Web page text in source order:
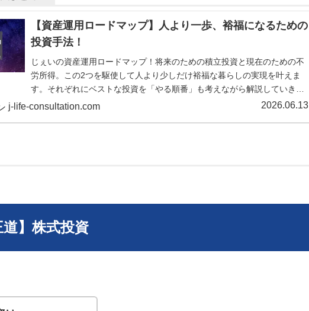
【資産運用ロードマップ】人より一歩、裕福になるための
投資手法！
じぇいの資産運用ロードマップ！将来のための積立投資と現在のための不
労所得。この2つを駆使して人より少しだけ裕福な暮らしの実現を叶えま
す。それぞれにベストな投資を「やる順番」も考えながら解説していきま
す。100万から始めるポートフォリオも公開中！
j-life-consultation.com 2026.06.13
道】株式投資